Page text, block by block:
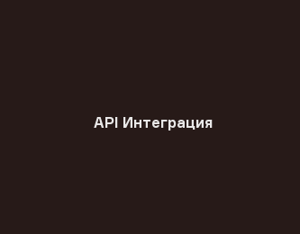
API Интеграция